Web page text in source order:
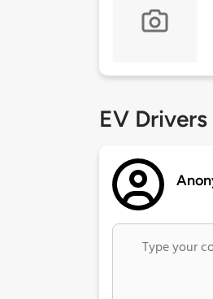
EV